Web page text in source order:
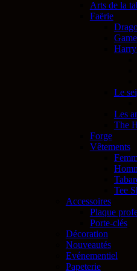
Arts de la
Faërie
Le
Les
The
Forge
Vêtements
Tee
Accessoires
Plaque
Porte-clés
Décoration
Nouveautés
Evénementiel
Papeterie